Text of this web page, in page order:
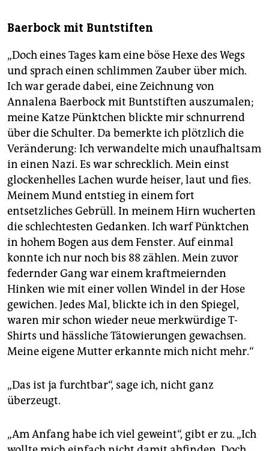
Baerbock mit Buntstiften
„Doch eines Tages kam eine böse Hexe des Wegs
und sprach einen schlimmen Zauber über mich.
Ich war gerade dabei, eine Zeichnung von
Annalena Baerbock mit Buntstiften auszumalen;
meine Katze Pünktchen blickte mir schnurrend
über die Schulter. Da bemerkte ich plötzlich die
Veränderung: Ich verwandelte mich unaufhaltsam
in einen Nazi. Es war schrecklich. Mein einst
glockenhelles Lachen wurde heiser, laut und fies.
Meinem Mund entstieg in einem fort
entsetzliches Gebrüll. In meinem Hirn wucherten
die schlechtesten Gedanken. Ich warf Pünktchen
in hohem Bogen aus dem Fenster. Auf einmal
konnte ich nur noch bis 88 zählen. Mein zuvor
federnder Gang war einem kraftmeiernden
Hinken wie mit einer vollen Windel in der Hose
gewichen. Jedes Mal, blickte ich in den Spiegel,
waren mir schon wieder neue merkwürdige T-
Shirts und hässliche Tätowierungen gewachsen.
Meine eigene Mutter erkannte mich nicht mehr.“
„Das ist ja furchtbar“, sage ich, nicht ganz
überzeugt.
„Am Anfang habe ich viel geweint“, gibt er zu. „Ich